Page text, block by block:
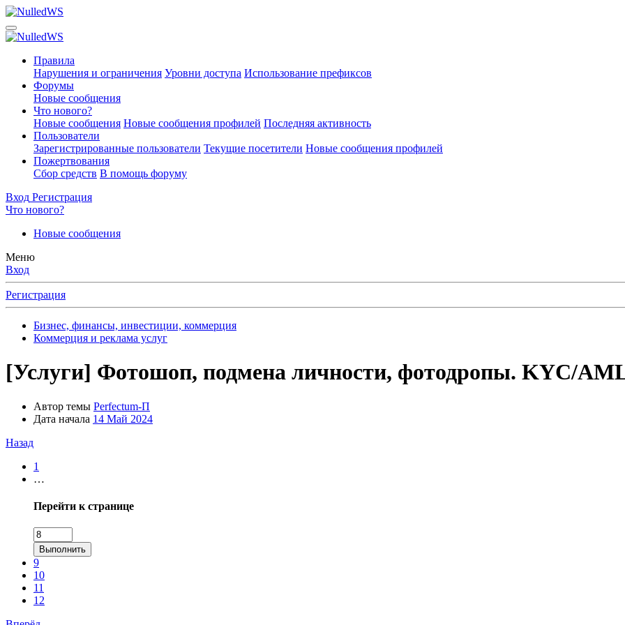
Правила
Нарушения и ограничения Уровни доступа Использование префиксов
Форумы
Новые сообщения
Что нового?
Новые сообщения Новые сообщения профилей Последняя активность
Пользователи
Зарегистрированные пользователи Текущие посетители Новые сообщения профилей
Пожертвования
Сбор средств В помощь форуму
Вход Регистрация
Что нового?
Новые сообщения
Меню
Вход
Регистрация
Бизнес, финансы, инвестиции, коммерция
Коммерция и реклама услуг
[Услуги] Фотошоп, подмена личности, фотодропы. KYC/
Автор темы Perfectum-П
Дата начала 14 Май 2024
Назад
1
…
Перейти к странице
Выполнить
9
10
11
12